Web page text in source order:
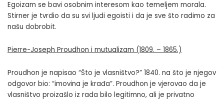
Egoizam se bavi osobnim interesom kao temeljem morala.
Stirner je tvrdio da su svi ljudi egoisti i da je sve što radimo za
našu dobrobit.
Pierre-Joseph Proudhon i mutualizam (1809. – 1865.)
Proudhon je napisao “Što je vlasništvo?” 1840. na što je njegov
odgovor bio: “imovina je krađa”. Proudhon je vjerovao da je
vlasništvo proizašlo iz rada bilo legitimno, ali je privatno